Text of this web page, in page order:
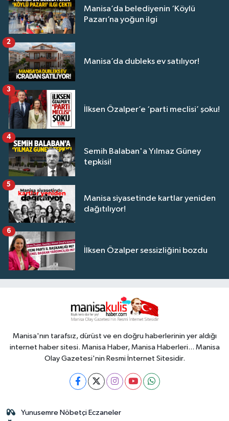
Manisa’da belediyenin ‘Köylü
Pazarı’na yoğun ilgi
Manisa’da dubleks ev satılıyor!
2
İlksen Özalper’e ‘parti meclisi’ şoku!
3
Semih Balaban'a Yılmaz Güney
tepkisi!
4
Manisa siyasetinde kartlar yeniden
dağıtılıyor!
5
İlksen Özalper sessizliğini bozdu
6
Manisa'nın tarafsız, dürüst ve en doğru haberlerinin yer aldığı
internet haber sitesi. Manisa Haber, Manisa Haberleri... Manisa
Olay Gazetesi'nin Resmi İnternet Sitesidir.
Yunusemre Nöbetçi Eczaneler